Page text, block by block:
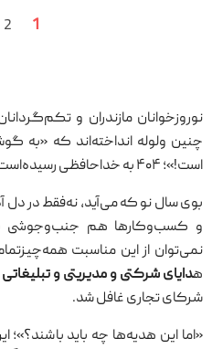
1
2
نوروزخوانان مازندران و
چنین ولوله انداخته‌اند که «به
است!»؛ ۴۰۴ به خداحافظی رسیده‌است و ۴۰۵ به سلام و احوالپرسی آمده.
بوی سال نو که می‌آید، نه‌فقط در دل
و کسب‌وکارها هم جنب‌وجوشی
نمی‌توان از این مناسبت
هدایای شرکتی و مدیریتی و تبلیغاتی
شرکای تجاری غافل شد.
«اما این هدیه‌ها چه باید